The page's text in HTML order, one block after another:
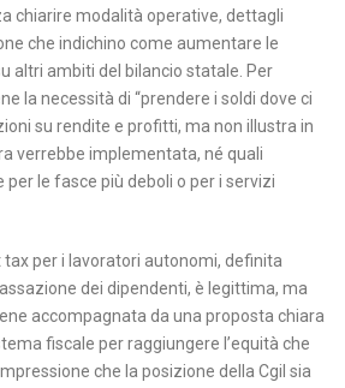
chiarire modalità operative, dettagli
che indichino come aumentare le
altri ambiti del bilancio statale. Per
la necessità di “prendere i soldi dove ci
su rendite e profitti, ma non illustra in
verrebbe implementata, né quali
le fasce più deboli o per i servizi
tax per i lavoratori autonomi, definita
dei dipendenti, è legittima, ma
accompagnata da una proposta chiara
fiscale per raggiungere l’equità che
che la posizione della Cgil sia